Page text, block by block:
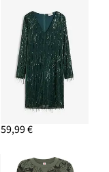
59,99 €